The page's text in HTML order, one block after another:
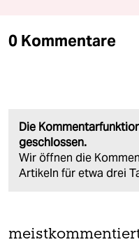
0 Kommentare
Die
geschlossen.
Wir öffnen die
Artikeln für etwa drei